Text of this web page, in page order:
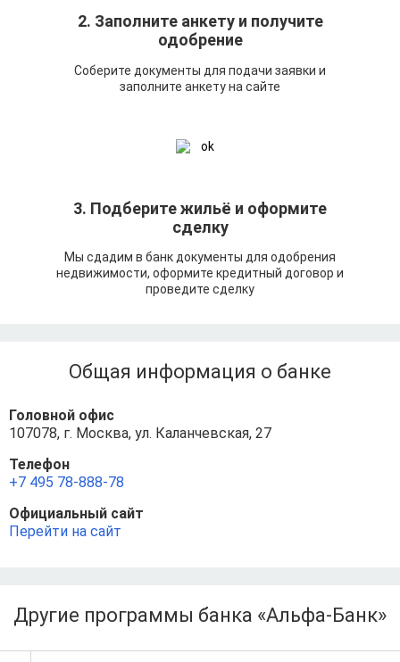
2. Заполните анкету и получите
одобрение
Соберите документы для подачи заявки и
заполните анкету на сайте
3. Подберите жильё и оформите
сделку
Мы сдадим в банк документы для одобрения
недвижимости, оформите кредитный договор и
проведите сделку
Общая информация о банке
Головной офис
107078, г. Москва, ул. Каланчевская, 27
Телефон
+7 495 78-888-78
Официальный сайт
Перейти на сайт
Другие программы банка «Альфа-Банк»